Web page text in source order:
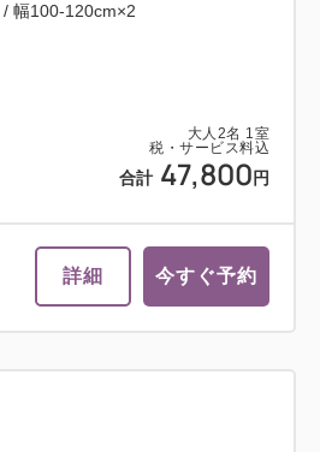
大人 2名 1室
税・サービス料込
合計 47,800 円
幅100-120cm×2
詳細 今すぐ予約